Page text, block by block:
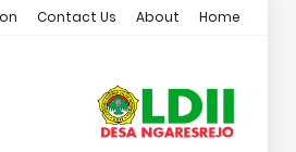
Home
About
Contact Us